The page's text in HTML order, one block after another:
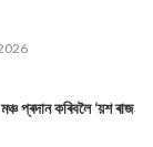
প্ৰদান কৰিবলৈ ‘য়শ ৰাজ